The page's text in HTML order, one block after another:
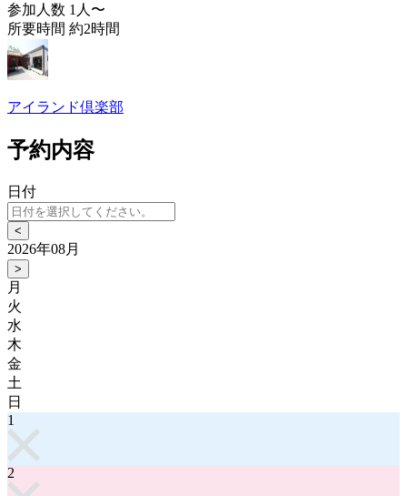
参加人数 1人〜
所要時間 約2時間
アイランド倶楽部
予約内容
日付
<
2026年08月
>
月
火
水
木
金
土
日
1
2